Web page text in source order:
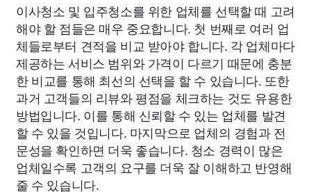
이사청소 및 입주청소를 위한 업체를 선택할 때 고려
해야 할 점들은 매우 중요합니다. 첫 번째로 여러 업
체들로부터 견적을 비교 받아야 합니다. 각 업체마다
제공하는 서비스 범위와 가격이 다르기 때문에 충분
한 비교를 통해 최선의 선택을 할 수 있습니다. 또한
과거 고객들의 리뷰와 평점을 체크하는 것도 유용한
방법입니다. 이를 통해 신뢰할 수 있는 업체를 발견
할 수 있을 것입니다. 마지막으로 업체의 경험과 전
문성을 확인하면 더욱 좋습니다. 청소 경력이 많은
업체일수록 고객의 요구를 더욱 잘 이해하고 반영해
줄 수 있습니다.